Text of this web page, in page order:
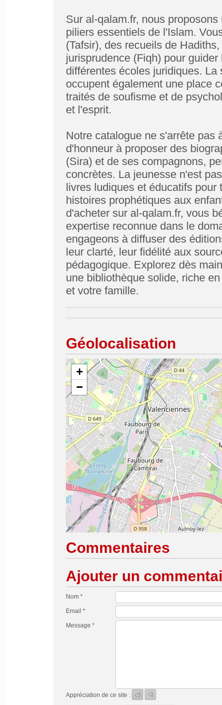
Sur al-qalam.fr, nous
piliers essentiels de l'Islam.
(Tafsir), des recueils de
jurisprudence (Fiqh) pour
différentes écoles juridiques.
occupent également une place
traités de soufisme et de
et l'esprit.
Notre catalogue ne s'arrête pas
d'honneur à proposer des
(Sira) et de ses compagnons,
concrètes. La jeunesse n'est
livres ludiques et éducatifs
histoires prophétiques aux
d'acheter sur al-qalam.fr, vous
expertise reconnue dans le
engageons à diffuser des
leur clarté, leur fidélité aux
pédagogique. Explorez dès
une bibliothèque solide, riche
et votre famille.
Géolocalisation
+
−
Commentaires
Ajouter un
Nom *
Email *
Message *
Appréciation de ce site :